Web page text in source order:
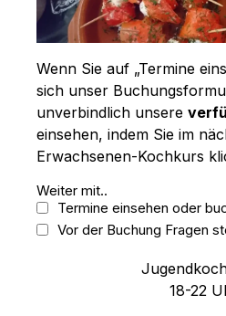
Wenn Sie auf „Termine
sich unser
unverbindlich unsere
einsehen, indem Sie im
Erwachsenen-Kochkurs
Weiter mit..
Termine einsehen oder
Vor der Buchung Fragen
18-22